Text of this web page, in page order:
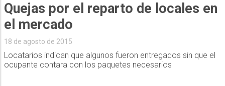
Quejas por el reparto de locales en
el mercado
18 de agosto de 2015
Locatarios indican que algunos fueron entregados sin que el
ocupante contara con los paquetes necesarios